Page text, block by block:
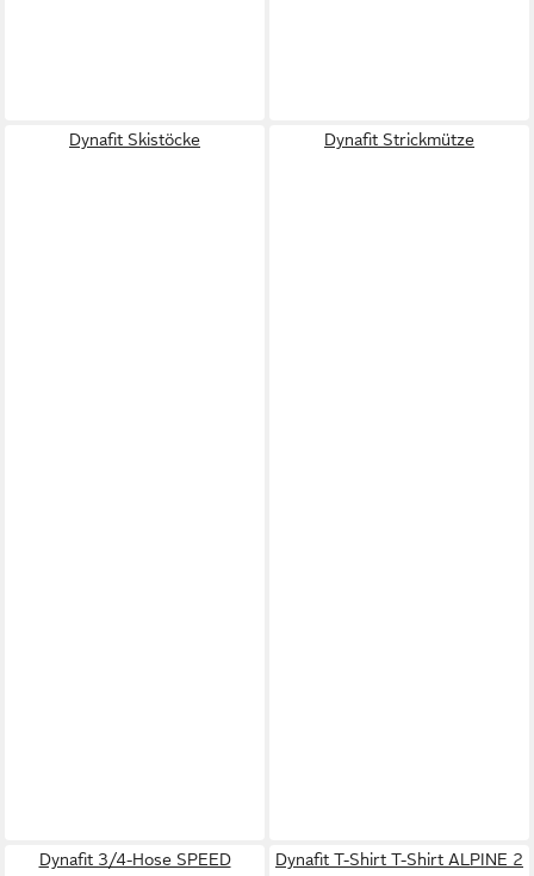
Dynafit Skistöcke Dynafit Strickmütze
Dynafit 3/4-Hose SPEED
Dynafit T-Shirt T-Shirt ALPINE 2